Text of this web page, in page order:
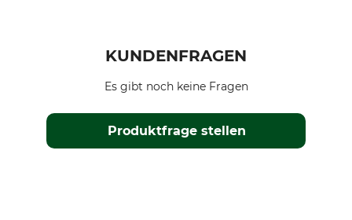
KUNDENFRAGEN
Produktfrage stellen
Es gibt noch keine Fragen